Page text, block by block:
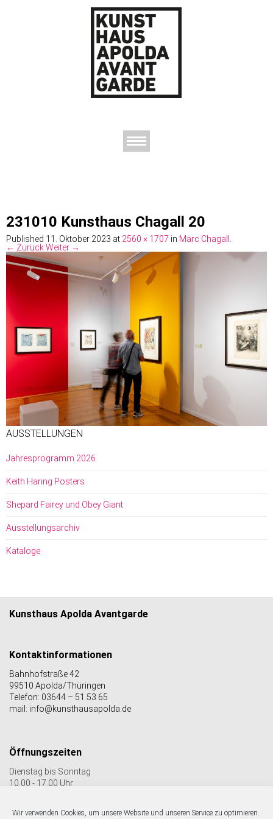
Wir verwenden Cookies, um unsere Website und unseren Service zu optimieren.
231010 Kunsthaus Chagall 20
Published 11. Oktober 2023 at 2560 × 1707 in Marc Chagall .
← ZurückWeiter →
AUSSTELLUNGEN
Jahresprogramm 2026
Keith Haring Posters
Shepard Fairey und Obey Giant
Ausstellungsarchiv
Kataloge
Kunsthaus Apolda Avantgarde
Kontaktinformationen
Bahnhofstraße 42
99510 Apolda/Thüringen
Telefon: 03644 – 51 53 65
mail: info@kunsthausapolda.de
Öffnungszeiten
Dienstag bis Sonntag
10.00 - 17.00 Uhr